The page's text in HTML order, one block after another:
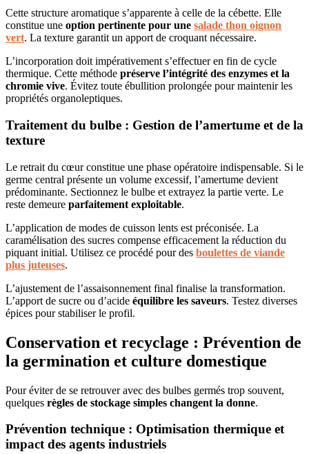
Cette structure aromatique s’apparente à celle de la cébette. Elle
constitue une option pertinente pour une salade thon oignon
vert. La texture garantit un apport de croquant nécessaire.
L’incorporation doit impérativement s’effectuer en fin de cycle
thermique. Cette méthode préserve l’intégrité des enzymes et la
chromie vive. Évitez toute ébullition prolongée pour maintenir les
propriétés organoleptiques.
Traitement du bulbe : Gestion de l’amertume et de la
texture
Le retrait du cœur constitue une phase opératoire indispensable. Si le
germe central présente un volume excessif, l’amertume devient
prédominante. Sectionnez le bulbe et extrayez la partie verte. Le
reste demeure parfaitement exploitable.
L’application de modes de cuisson lents est préconisée. La
caramélisation des sucres compense efficacement la réduction du
piquant initial. Utilisez ce procédé pour des boulettes de viande
plus juteuses.
L’ajustement de l’assaisonnement final finalise la transformation.
L’apport de sucre ou d’acide équilibre les saveurs. Testez diverses
épices pour stabiliser le profil.
Conservation et recyclage : Prévention de
la germination et culture domestique
Pour éviter de se retrouver avec des bulbes germés trop souvent,
quelques règles de stockage simples changent la donne.
Prévention technique : Optimisation thermique et
impact des agents industriels